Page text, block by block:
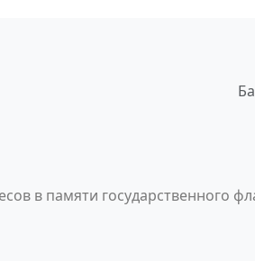
в памяти государственного